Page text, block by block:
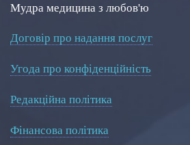
Мудра медицина з любов'ю
Договір про надання послуг
Угода про конфіденційність
Редакційна політика
Фінансова політика